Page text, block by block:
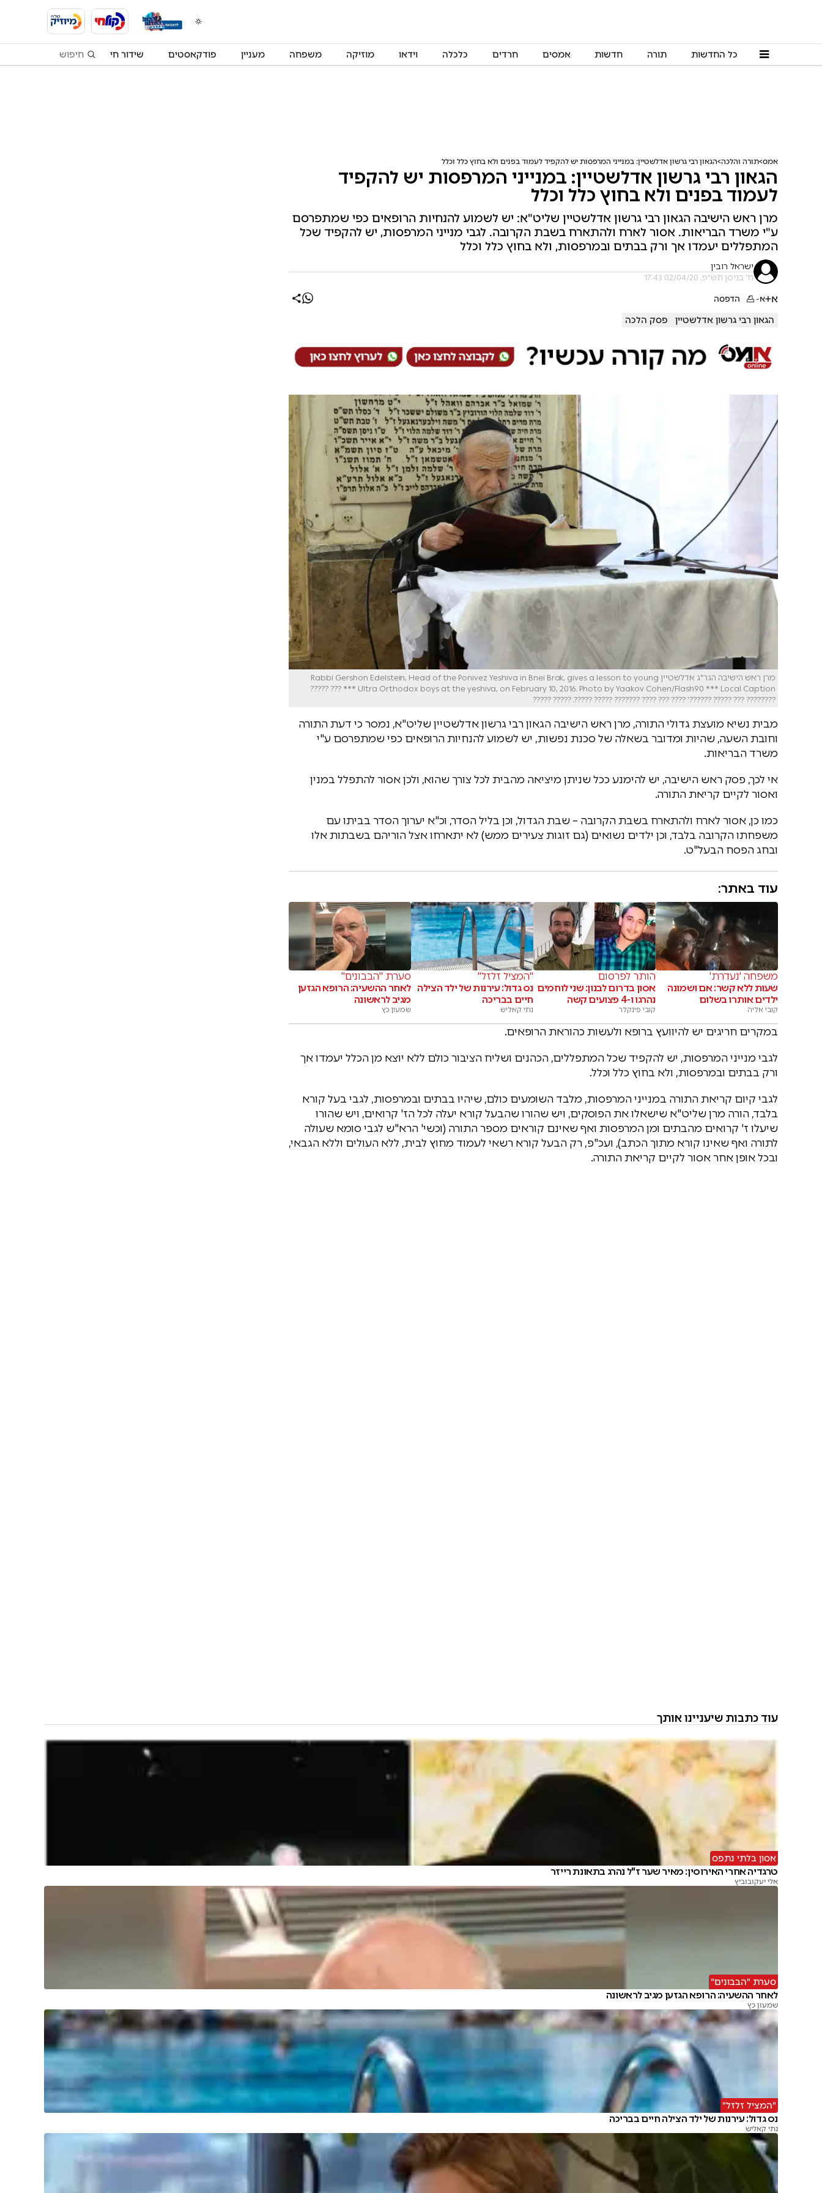
כל החדשות תורה חדשות אמסים חרדים כלכלה וידאו מוזיקה משפחה מעניין פודקאסטים שידור חי
אמס תורה והלכה הגאון רבי גרשון אדלשטיין: במנייני המרפסות יש להקפיד לעמוד בפנים ולא בחוץ כלל וכלל
הגאון רבי גרשון אדלשטיין: במנייני המרפסות יש להקפיד
לעמוד בפנים ולא בחוץ כלל וכלל
מרן ראש הישיבה הגאון רבי גרשון אדלשטיין שליט"א: יש לשמוע להנחיות הרופאים כפי שמתפרסם
ע"י משרד הבריאות. אסור לארח ולהתארח בשבת הקרובה. לגבי מנייני המרפסות, יש להקפיד שכל
המתפללים יעמדו אך ורק בבתים ובמרפסות, ולא בחוץ כלל וכלל
ישראל רובין
ח' בניסן תש"פ, 02/04/20 17:43
א+א- הדפסה
הגאון רבי גרשון אדלשטיין פסק הלכה
מרן ראש הישיבה הגר"ג אדלשטיין Rabbi Gershon Edelstein, Head of the Ponivez Yeshiva in Bnei Brak, gives a lesson to young
Ultra Orthodox boys at the yeshiva, on February 10, 2016. Photo by Yaakov Cohen/Flash90 *** Local Caption *** ??? ?????
???????? ??? ????? ??????' ???? ??? ???? ??????? ????? ?????. ????? ?????
מבית נשיא מועצת גדולי התורה, מרן ראש הישיבה הגאון רבי גרשון אדלשטיין שליט"א, נמסר כי דעת התורה
וחובת השעה, שהיות ומדובר בשאלה של סכנת נפשות, יש לשמוע להנחיות הרופאים כפי שמתפרסם ע"י
משרד הבריאות.
אי לכך, פסק ראש הישיבה, יש להימנע ככל שניתן מיציאה מהבית לכל צורך שהוא, ולכן אסור להתפלל במנין
ואסור לקיים קריאת התורה.
כמו כן, אסור לארח ולהתארח בשבת הקרובה – שבת הגדול, וכן בליל הסדר, וכ"א יערוך הסדר בביתו עם
משפחתו הקרובה בלבד, וכן ילדים נשואים (גם זוגות צעירים ממש) לא יתארחו אצל הוריהם בשבתות אלו
ובחג הפסח הבעל"ט.
עוד באתר:
משפחה 'נעדרת'
שעות ללא קשר: אם ושמונה
ילדים אותרו בשלום
קובי אליה
הותר לפרסום
אסון בדרום לבנון: שני לוחמים
נהרגו ו-4 פצועים קשה
קובי פינקלר
"המציל זלזל"
נס גדול: עירנות של ילד הצילה
חיים בבריכה
נתי קאליש
סערת "הבבונים"
לאחר ההשעיה: הרופא הגזען
מגיב לראשונה
שמעון כץ
במקרים חריגים יש להיוועץ ברופא ולעשות כהוראת הרופאים.
לגבי מנייני המרפסות, יש להקפיד שכל המתפללים, הכהנים ושליח הציבור כולם ללא יוצא מן הכלל יעמדו אך
ורק בבתים ובמרפסות, ולא בחוץ כלל וכלל.
לגבי קיום קריאת התורה במנייני המרפסות, מלבד השומעים כולם, שיהיו בבתים ובמרפסות, לגבי בעל קורא
בלבד, הורה מרן שליט"א שישאלו את הפוסקים, ויש שהורו שהבעל קורא יעלה לכל הז' קרואים, ויש שהורו
שיעלו ז' קרואים מהבתים ומן המרפסות ואף שאינם קוראים מספר התורה (וכשי' הרא"ש לגבי סומא שעולה
לתורה ואף שאינו קורא מתוך הכתב), ועכ"פ, רק הבעל קורא רשאי לעמוד מחוץ לבית, ללא העולים וללא הגבאי,
ובכל אופן אחר אסור לקיים קריאת התורה.
עוד כתבות שיעניינו אותך
אסון בלתי נתפס
טרגדיה אחרי האירוסין: מאיר שער ז"ל נהרג בתאונת רייזר
אלי יעקובוביץ
סערת "הבבונים"
לאחר ההשעיה: הרופא הגזען מגיב לראשונה
שמעון כץ
"המציל זלזל"
נס גדול: עירנות של ילד הצילה חיים בבריכה
נתי קאליש